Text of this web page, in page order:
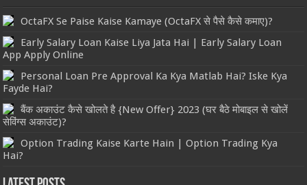
OctaFX Se Paise Kaise Kamaye (OctaFX से पैसे कैसे कमाए)?
Early Salary Loan Kaise Liya Jata Hai | Early Salary Loan
App Apply Online
Personal Loan Pre Approval Ka Kya Matlab Hai? Iske Kya
Fayde Hai?
बैंक अकाउंट कैसे खोलते है {New Offer} 2023 (घर बैठे मोबाइल से खोलें
सेविंग्‍स अकाउंट)?
Option Trading Kaise Karte Hain | Option Trading Kya
Hai?